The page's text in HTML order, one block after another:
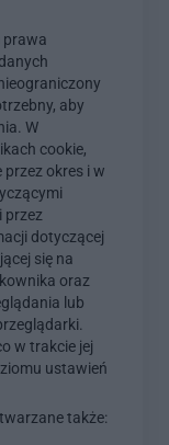
prawa
aby
W
cookie,
okres i w
przez
dotyczącej
się na
oraz
lub
w trakcie jej
ustawień
także: